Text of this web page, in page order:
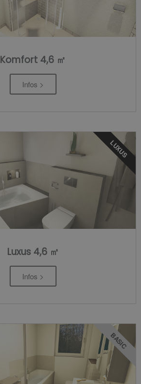
Komfort 4,6 ㎡
Infos >
Luxus 4,6 ㎡
Infos >
LUXUS
BASIC